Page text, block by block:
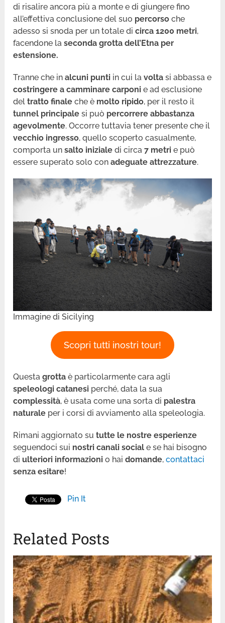
di risalire ancora più a monte e di giungere fino
all’effettiva conclusione del suo percorso che
adesso si snoda per un totale dicirca 1200 metri,
facendone laseconda grotta dell’Etna per
estensione.
Tranne che inalcuni punti in cui lavolta si abbassa e
costringere a camminare carponie ad esclusione
deltratto finaleche è molto ripido, per il resto il
tunnel principale si può percorrere abbastanza
agevolmente. Occorre tuttavia tener presente che il
vecchio ingresso, quello scoperto casualmente,
comporta un salto iniziale di circa7 metrie può
essere superato solo conadeguate attrezzature.
Immagine di Sicilying
Scopri tutti inostri tour!
Questagrotta è particolarmente cara agli
speleologi catanesi perché, data la sua
complessità, è usata come una sorta di palestra
naturale per i corsi di avviamento alla speleologia.
Rimani aggiornato sututte le nostre esperienze
seguendoci sui nostri canali social e se hai bisogno
di ulteriori informazioni o haidomande,contattaci
senza esitare!
Pin It
Related Posts